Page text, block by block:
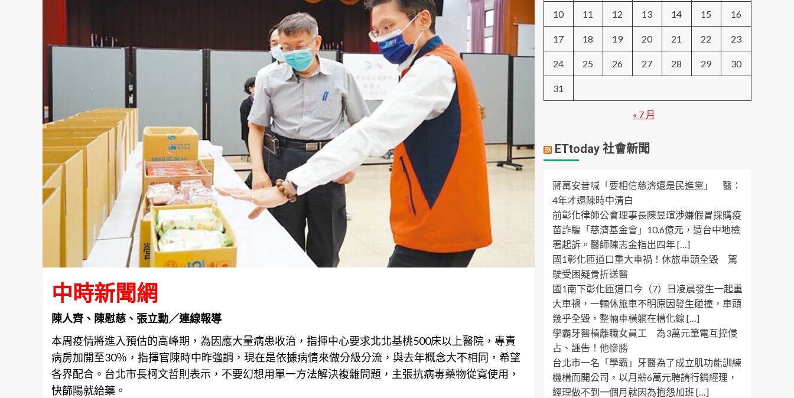
中時新聞網
陳人齊、陳慰慈、張立勳／連線報導
本周疫情將進入預估的高峰期，為因應大量病患收治，指揮中心要求北北基桃500床以上醫院，專責
病房加開至30％，指揮官陳時中昨強調，現在是依據病情來做分級分流，與去年概念大不相同，希望
各界配合。 台北市長柯文哲則表示，不要幻想用單一方法解決複雜問題，主張抗病毒藥物從寬使用，
快篩陽就給藥。
10 11 12 13 14 15 16
17 18 19 20 21 22 23
24 25 26 27 28 29 30
31
« 7 月
ETtoday 社會新聞
蔣萬安昔喊「要相信慈濟還是民進黨」 醫：
4年才還陳時中清白
前彰化律師公會理事長陳昱瑄涉嫌假冒採購疫
苗詐騙「慈濟基金會」10.6億元，遭台中地檢
署起訴。醫師陳志金指出四年 […]
國1彰化匝道口重大車禍！休旅車頭全毀 駕
駛受困疑骨折送醫
國1南下彰化匝道口今（7）日凌晨發生一起重
大車禍，一輛休旅車不明原因發生碰撞，車頭
幾乎全毀，整輛車橫躺在槽化線 […]
學霸牙醫槓離職女員工 為3萬元筆電互控侵
占、誣告！他慘勝
台北市一名「學霸」牙醫為了成立肌功能訓練
機構而開公司，以月薪6萬元聘請行銷經理，
經理做不到一個月就因為抱怨加班 […]